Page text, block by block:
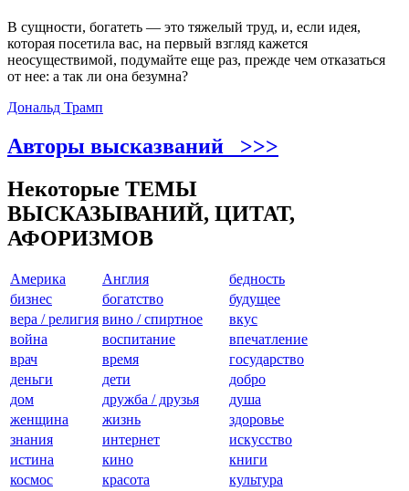
В сущности, богатеть — это тяжелый труд, и, если идея,
которая посетила вас, на первый взгляд кажется
неосуществимой, подумайте еще раз, прежде чем отказаться
от нее: а так ли она безумна?
Дональд Трамп
Авторы высказваний >>>
Некоторые ТЕМЫ
ВЫСКАЗЫВАНИЙ, ЦИТАТ,
АФОРИЗМОВ
Америкa Англия
бедность
бизнес
богатство
будущее
вера / религия вино / спиртное
вкус
война
воспитание
впечатление
врач
время
государство
деньги
дети
добро
дом
дружба / друзья
душа
женщина
жизнь
здоровье
знания
интернет
искусство
истина
кино
книги
космос
красота
культура